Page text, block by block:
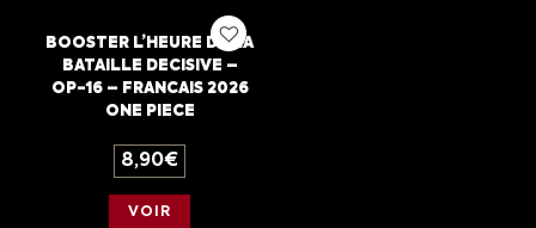
BOOSTER L’HEURE DE LA
BATAILLE DECISIVE –
OP-16 – FRANCAIS 2026
ONE PIECE
8,90€
VOIR